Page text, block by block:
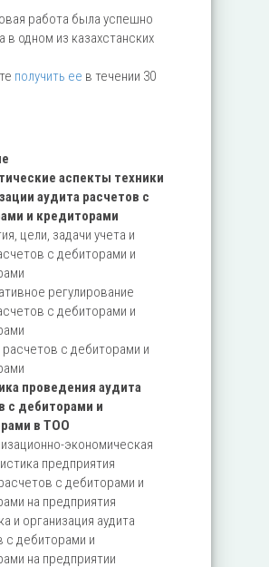
работа была успешно
в одном из казахстанских
получить ее в течении 30
аспекты техники
аудита расчетов с
и кредиторами
цели, задачи учета и
с дебиторами и
регулирование
с дебиторами и
расчетов с дебиторами и
проведения аудита
с дебиторами и
в ТОО
экономическая
предприятия
с дебиторами и
на предприятия
и организация аудита
с дебиторами и
на предприятии